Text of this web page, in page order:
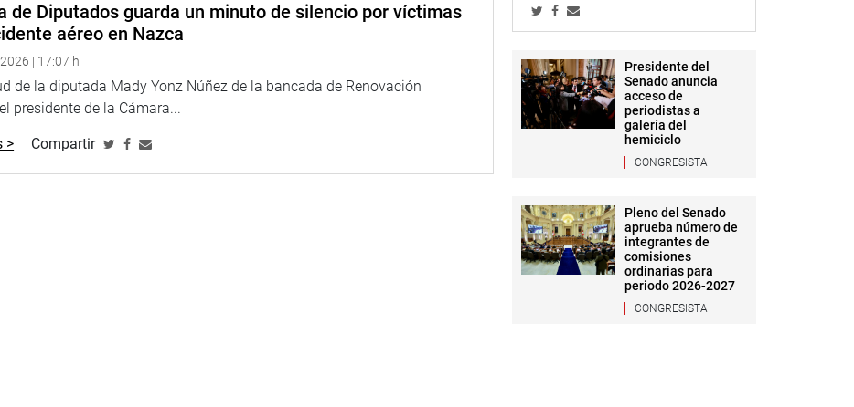
de Diputados guarda un minuto de silencio por víctimas
aéreo en Nazca
| 17:07 h
de la diputada Mady Yonz Núñez de la bancada de Renovación
presidente de la Cámara...
> Compartir
Presidente del
Senado anuncia
acceso de
periodistas a
galería del
hemiciclo
CONGRESISTA
Pleno del Senado
aprueba número de
integrantes de
comisiones
ordinarias para
periodo 2026-2027
CONGRESISTA